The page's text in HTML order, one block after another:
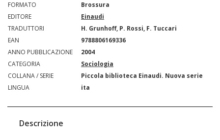
FORMATO
Brossura
EDITORE
Einaudi
TRADUTTORI
H. Grunhoff, P. Rossi, F. Tuccari
EAN
9788806169336
ANNO PUBBLICAZIONE
2004
CATEGORIA
Sociologia
COLLANA / SERIE
Piccola biblioteca Einaudi. Nuova serie
LINGUA
ita
Descrizione